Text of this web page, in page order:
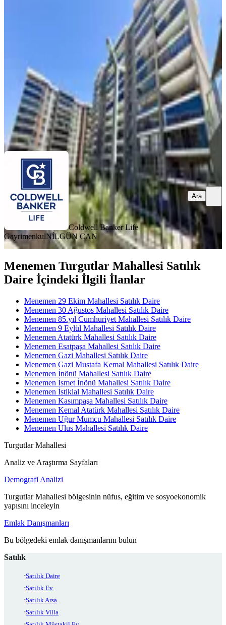
Ulukentin En Prestijli Sitesi Gültekin
Hılls Satılık 3+1 Daire
Menemen, 29 Ekim Mahallesi
·5. Kat·07.08.2026
11.500.000 ₺
Coldwell Banker Life GayrimenkulNİLGÜN CAN
Ara
Coldwell Banker Life
GayrimenkulNİLGÜN CAN
Ara
Menemen Turgutlar Mahallesi Satılık
Daire İçindeki İlgili İlanlar
Menemen 29 Ekim Mahallesi Satılık Daire
Menemen 30 Ağustos Mahallesi Satılık Daire
Menemen 85.yıl Cumhuriyet Mahallesi Satılık Daire
Menemen 9 Eylül Mahallesi Satılık Daire
Menemen Atatürk Mahallesi Satılık Daire
Menemen Esatpaşa Mahallesi Satılık Daire
Menemen Gazi Mahallesi Satılık Daire
Menemen Gazi Mustafa Kemal Mahallesi Satılık Daire
Menemen İnönü Mahallesi Satılık Daire
Menemen İsmet İnönü Mahallesi Satılık Daire
Menemen İstiklal Mahallesi Satılık Daire
Menemen Kasımpaşa Mahallesi Satılık Daire
Menemen Kemal Atatürk Mahallesi Satılık Daire
Menemen Uğur Mumcu Mahallesi Satılık Daire
Menemen Ulus Mahallesi Satılık Daire
Turgutlar Mahallesi
Analiz ve Araştırma Sayfaları
Demografi Analizi
Turgutlar Mahallesi bölgesinin nüfus, eğitim ve sosyoekonomik
yapısını inceleyin
Emlak Danışmanları
Bu bölgedeki emlak danışmanlarını bulun
Satılık
Satılık Daire
Satılık Ev
Satılık Arsa
Satılık Villa